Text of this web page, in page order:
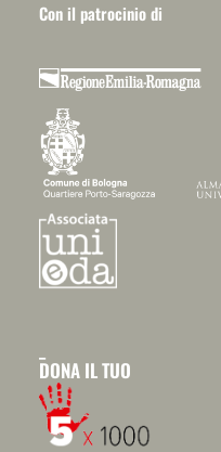
Con il patrocinio di
DONA IL TUO